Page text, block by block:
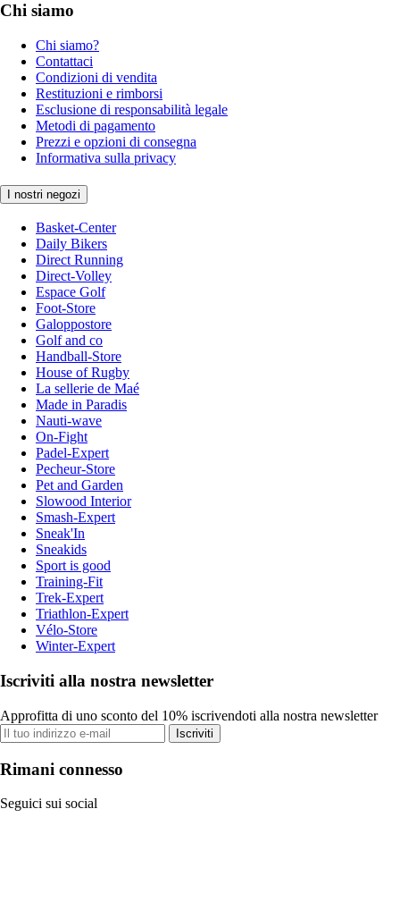
Chi siamo
Chi siamo?
Contattaci
Condizioni di vendita
Restituzioni e rimborsi
Esclusione di responsabilità legale
Metodi di pagamento
Prezzi e opzioni di consegna
Informativa sulla privacy
I nostri negozi
Basket-Center
Daily Bikers
Direct Running
Direct-Volley
Espace Golf
Foot-Store
Galoppostore
Golf and co
Handball-Store
House of Rugby
La sellerie de Maé
Made in Paradis
Nauti-wave
On-Fight
Padel-Expert
Pecheur-Store
Pet and Garden
Slowood Interior
Smash-Expert
Sneak'In
Sneakids
Sport is good
Training-Fit
Trek-Expert
Triathlon-Expert
Vélo-Store
Winter-Expert
Iscriviti alla nostra newsletter
Approfitta di uno sconto del 10% iscrivendoti alla nostra newsletter
Iscriviti
Rimani connesso
Seguici sui social